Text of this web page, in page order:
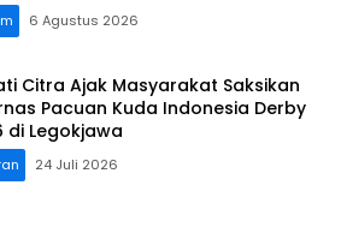
6 Agustus 2026
Citra Ajak Masyarakat Saksikan
Pacuan Kuda Indonesia Derby
di Legokjawa
24 Juli 2026